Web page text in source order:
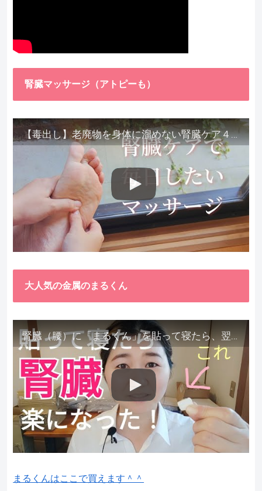
腎臓マッサージ（アトピーも）
【毒出し】老廃物を身体に溜めない腎臓ケア４種をご紹介します。
大人気の金属のまるくん
腎臓（腰）に「まるくん」を貼って寝たら、翌朝めちゃ楽でびっくりしました。腎臓叩いても痛くない！【お客様の声を試してみた】
まるくんはここで買えます＾＾